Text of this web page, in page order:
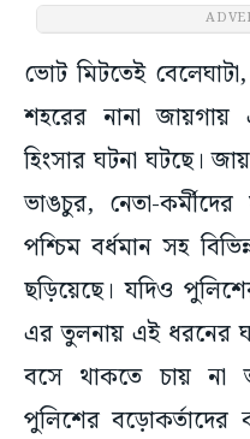
ভোট মিটতেই
শহরের নানা
হিংসার ঘটনা ঘটছে।
ভাঙচুর, নেতা-
পশ্চিম বর্ধমান সহ
ছড়িয়েছে। যদিও
এর তুলনায় এই ধরনের
বসে থাকতে চায় না
পুলিশের বড়োকর্তাদের
অবস্থাতেই হিংসা